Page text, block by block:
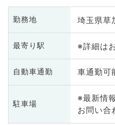
勤務地 埼玉県草
最寄り駅 ※詳細は
自動車通勤 車通勤可
駐車場
※最新情
お問い合